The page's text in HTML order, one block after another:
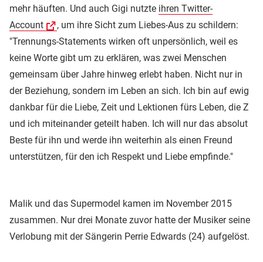
mehr häuften. Und auch Gigi nutzte ihren Twitter-
Account
, um ihre Sicht zum Liebes-Aus zu schildern:
"Trennungs-Statements wirken oft unpersönlich, weil es
keine Worte gibt um zu erklären, was zwei Menschen
gemeinsam über Jahre hinweg erlebt haben. Nicht nur in
der Beziehung, sondern im Leben an sich. Ich bin auf ewig
dankbar für die Liebe, Zeit und Lektionen fürs Leben, die Z
und ich miteinander geteilt haben. Ich will nur das absolut
Beste für ihn und werde ihn weiterhin als einen Freund
unterstützen, für den ich Respekt und Liebe empfinde."
Malik und das Supermodel kamen im November 2015
zusammen. Nur drei Monate zuvor hatte der Musiker seine
Verlobung mit der Sängerin Perrie Edwards (24) aufgelöst.